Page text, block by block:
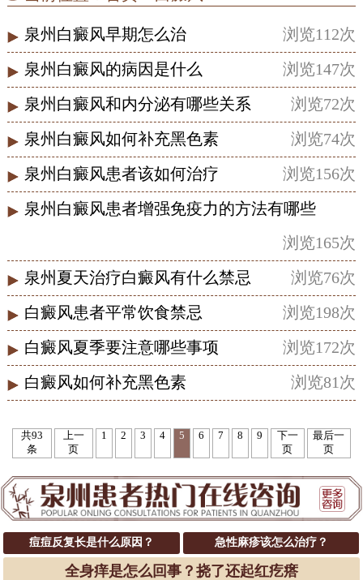
泉州白癜风早期怎么治 浏览112次
泉州白癜风的病因是什么 浏览147次
泉州白癜风和内分泌有哪些关系 浏览72次
泉州白癜风如何补充黑色素 浏览74次
泉州白癜风患者该如何治疗 浏览156次
泉州白癜风患者增强免疫力的方法有哪些
浏览165次
泉州夏天治疗白癜风有什么禁忌 浏览76次
白癜风患者平常饮食禁忌 浏览198次
白癜风夏季要注意哪些事项 浏览172次
白癜风如何补充黑色素 浏览81次
共93
条
上一
页
1 2 3 4 5 6 7 8 9
下一
页
最后一
页
痘痘反复长是什么原因？ 急性麻疹该怎么治疗？
全身痒是怎么回事？挠了还起红疙瘩